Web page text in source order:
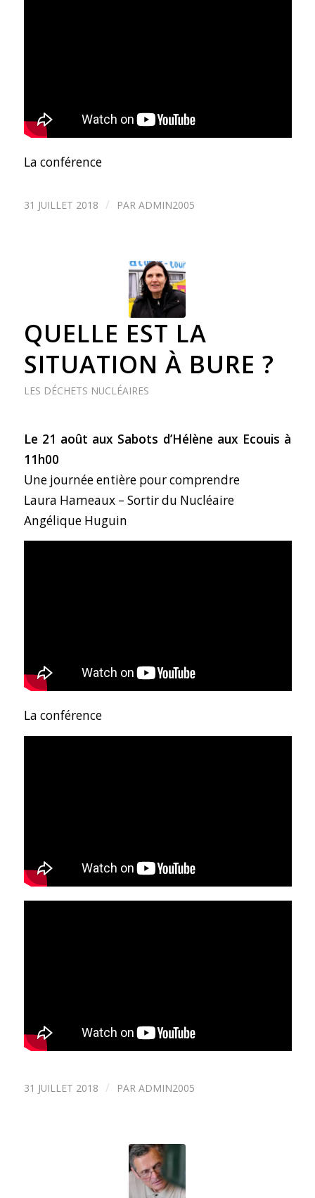
La conférence
31 JUILLET 2018 / PAR ADMIN2005
QUELLE EST LA
SITUATION À BURE ?
LES DÉCHETS NUCLÉAIRES
Le 21 août aux Sabots d’Hélène aux Ecouis à
11h00
Une journée entière pour comprendre
Laura Hameaux – Sortir du Nucléaire
Angélique Huguin
La conférence
31 JUILLET 2018 / PAR ADMIN2005